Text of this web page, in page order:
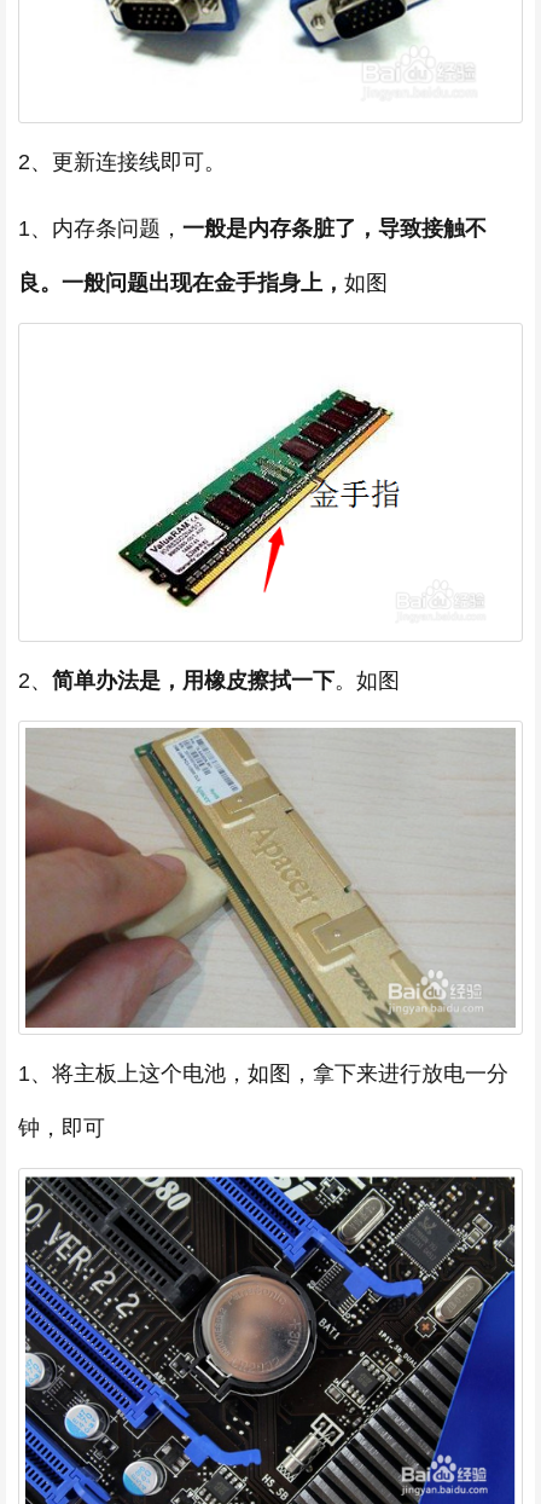
2、更新连接线即可。
1、内存条问题， 一般是内存条脏了，导致接触不
良。一般问题出现在金手指身上， 如图
2、 简单办法是，用橡皮擦拭一下。如图
1、将主板上这个电池，如图，拿下来进行放电一分
钟，即可